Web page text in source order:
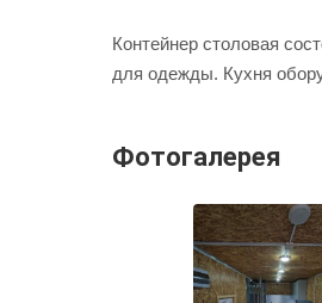
Контейнер столовая
для одежды. Кухня
Фотогалерея